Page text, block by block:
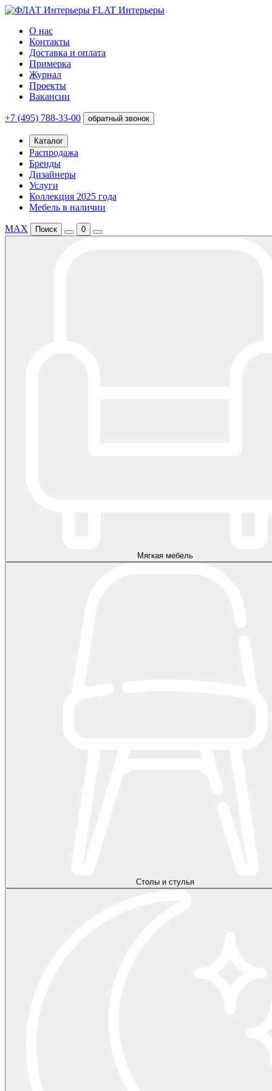
FLAT Интерьеры
О нас
Контакты
Доставка и оплата
Примерка
Журнал
Проекты
Вакансии
+7 (495) 788-33-00 обратный звонок
Каталог
Распродажа
Бренды
Дизайнеры
Услуги
Коллекция 2025 года
Мебель в наличии
MAX Поиск 0
Мягкая мебель
Столы и стулья